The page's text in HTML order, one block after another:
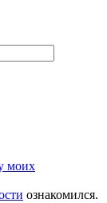
моих
ознакомился.